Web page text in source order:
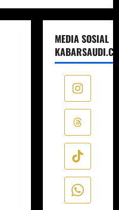
MEDIA SOSIAL